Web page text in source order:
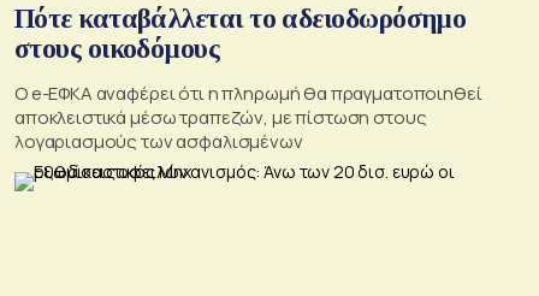
Πότε καταβάλλεται το αδειοδωρόσημο
στους οικοδόμους
O e-ΕΦΚΑ αναφέρει ότι η πληρωμή θα πραγματοποιηθεί
αποκλειστικά μέσω τραπεζών, με πίστωση στους
λογαριασμούς των ασφαλισμένων